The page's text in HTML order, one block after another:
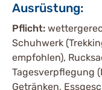
Ausrüstung:
Pflicht:
Schuhwerk
empfohlen),
Tagesverpflegung
Getränken,